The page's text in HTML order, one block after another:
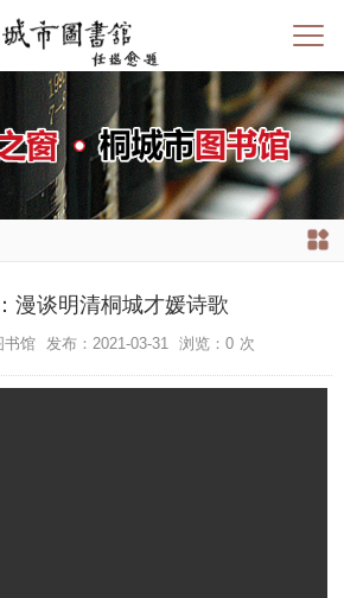
漫谈明清桐城才媛诗歌
书馆 发布：2021-03-31 浏览： 0 次